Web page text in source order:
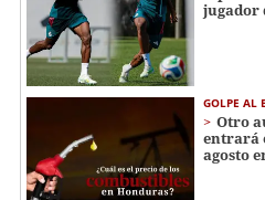
jugador
GOLPE AL
Otro
entrará
agosto